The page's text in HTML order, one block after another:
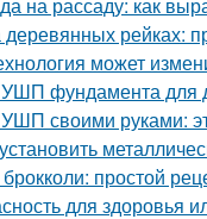
деревянных рейках:
может
УШП фундамента для
УШП своими руками:
простой
для здоровья